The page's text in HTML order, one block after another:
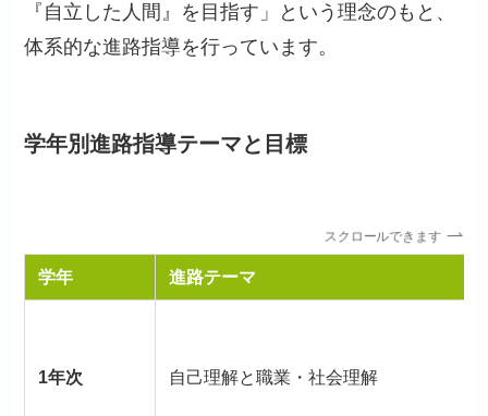
『自立した人間』を目指す」という理念のもと、
体系的な進路指導を行っています。
学年別進路指導テーマと目標
スクロールできます
学年 進路テーマ
1年次 自己理解と職業・社会理解